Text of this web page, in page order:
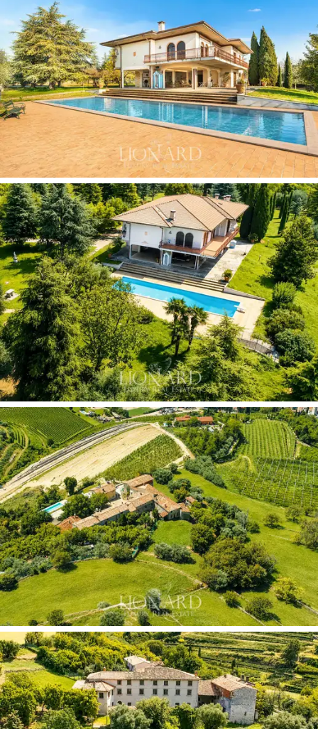
인 농가로 구성되어 있으며, 특히Valpolicella지역
의 고대 와인 재배 소명을 고려할 때 환대를 포함
하여 가장 다양한 용도에 이상적입니다.